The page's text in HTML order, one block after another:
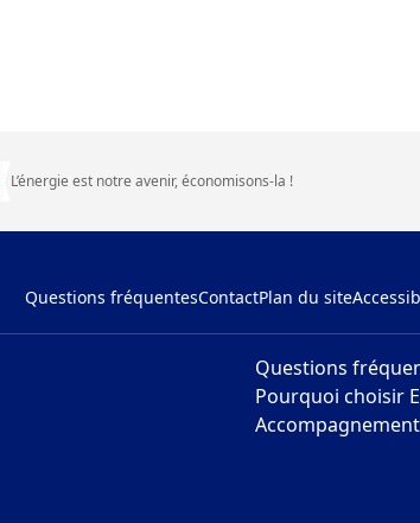
L’énergie est notre avenir, économisons‑la !
Questions fréquentesContactPlan du site
Questions
Pourquoi choisir